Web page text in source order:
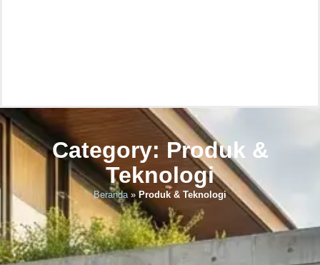
Category: Produk &
Teknologi
Beranda »Produk & Teknologi